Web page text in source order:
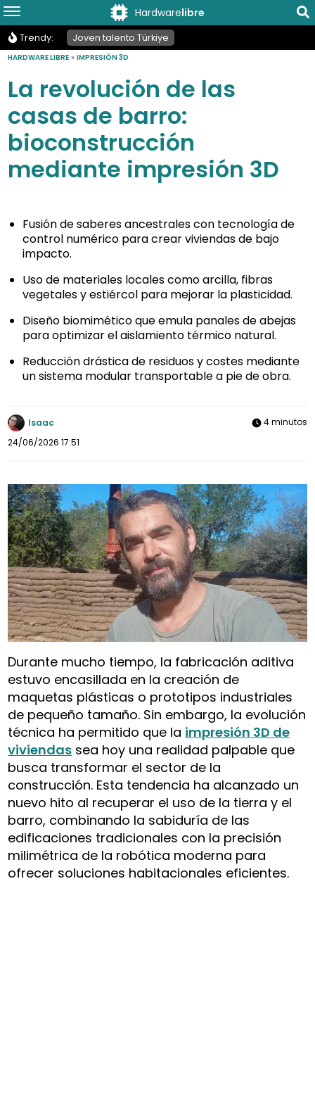
Hardwarelibre
Trendy: Joven talento Türkiye
HARDWARE LIBRE »IMPRESIÓN 3D
La revolución de las
casas de barro:
bioconstrucción
mediante impresión 3D
Fusión de saberes ancestrales con tecnología de
control numérico para crear viviendas de bajo
impacto.
Uso de materiales locales como arcilla, fibras
vegetales y estiércol para mejorar la plasticidad.
Diseño biomimético que emula panales de abejas
para optimizar el aislamiento térmico natural.
Reducción drástica de residuos y costes mediante
un sistema modular transportable a pie de obra.
Isaac
24/06/2026 17:51
4 minutos
Durante mucho tiempo, la fabricación aditiva
estuvo encasillada en la creación de
maquetas plásticas o prototipos industriales
de pequeño tamaño. Sin embargo, la evolución
técnica ha permitido que la impresión 3D de
viviendas sea hoy una realidad palpable que
busca transformar el sector de la
construcción. Esta tendencia ha alcanzado un
nuevo hito al recuperar el uso de la tierra y el
barro, combinando la sabiduría de las
edificaciones tradicionales con la precisión
milimétrica de la robótica moderna para
ofrecer soluciones habitacionales eficientes.